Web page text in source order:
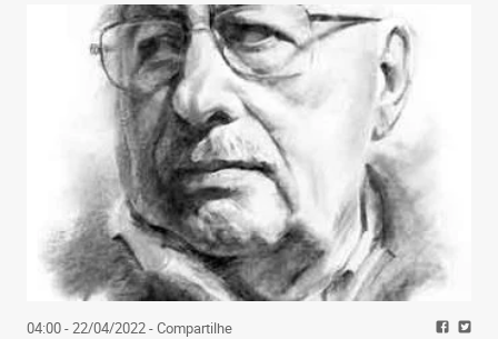
04:00 - 22/04/2022- Compartilhe